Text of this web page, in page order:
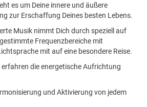
es um Deine innere und äußere
zur Erschaffung Deines besten Lebens.
Musik nimmt Dich durch speziell auf
Frequenzbereiche mit
mit auf eine besondere Reise.
erfahren die energetische Aufrichtung
und Aktivierung von jedem